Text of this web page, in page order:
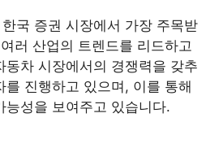
국 증권 시장에서 가장 주목받
러 산업의 트렌드를 리드하고
동차 시장에서의 경쟁력을 갖추
를 진행하고 있으며, 이를 통해
능성을 보여주고 있습니다.